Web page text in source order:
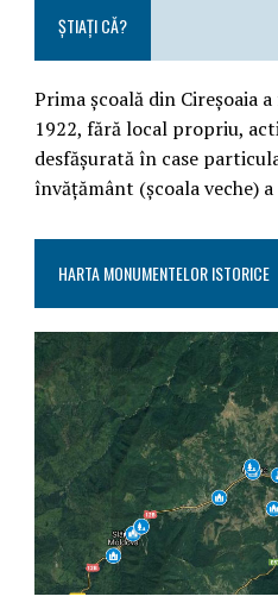
ȘTIAȚI CĂ?
Prima școală din Cireșoaia
1922, fără local propriu,
desfășurată în case
învățământ (școala veche)
HARTA MONUMENTELOR ISTORICE